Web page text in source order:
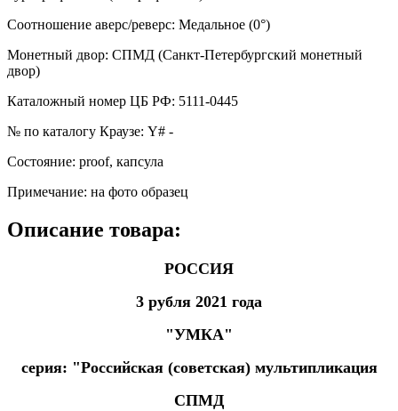
Соотношение аверс/реверс: Медальное (0°)
Монетный двор: СПМД (Санкт-Петербургский монетный
двор)
Каталожный номер ЦБ РФ: 5111-0445
№ по каталогу Краузе: Y# -
Состояние: proof, капсула
Примечание: на фото образец
Описание товара:
РОССИЯ
3 рубля 2021 года
"УМКА"
серия: "Российская (советская) мультипликация
СПМД